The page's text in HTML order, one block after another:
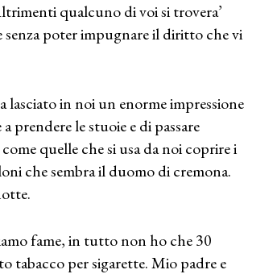
qualcuno di voi si trovera’
poter impugnare il diritto che vi
in noi un enorme impressione
prendere le stuoie e di passare
quelle che si usa da noi coprire i
che sembra il duomo di cremona.
fame, in tutto non ho che 30
tabacco per sigarette. Mio padre e